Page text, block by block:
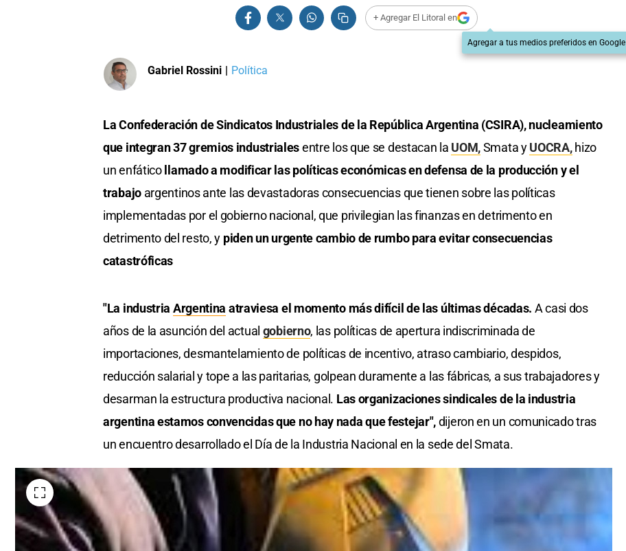
+ Agregar El Litoral en
Agregar a tus medios preferidos en Google
Gabriel Rossini | Política
La Confederación de Sindicatos Industriales de la República Argentina (CSIRA), nucleamiento
que integran 37 gremios industrialesentre los que se destacan la UOM,Smata yUOCRA,hizo
un enfático
llamado a modificar las políticas económicas en defensa de la producción y el
trabajoargentinos ante las devastadoras consecuencias que tienen sobre las políticas
implementadas por el gobierno nacional, que privilegian las finanzas en detrimento en
detrimento del resto, y piden un urgente cambio de rumbo para evitar consecuencias
catastróficas
"La industria Argentina atraviesa el momento más difícil de las últimas décadas. A casi dos
años de la asunción del actual gobierno, las políticas de apertura indiscriminada de
importaciones, desmantelamiento de políticas de incentivo, atraso cambiario, despidos,
reducción salarial y tope a las paritarias, golpean duramente a las fábricas, a sus trabajadores y
desarman la estructura productiva nacional. Las organizaciones sindicales de la industria
argentina estamos convencidas que no hay nada que festejar",dijeron en un comunicado tras
un encuentro desarrollado el Día de la Industria Nacional en la sede del Smata.